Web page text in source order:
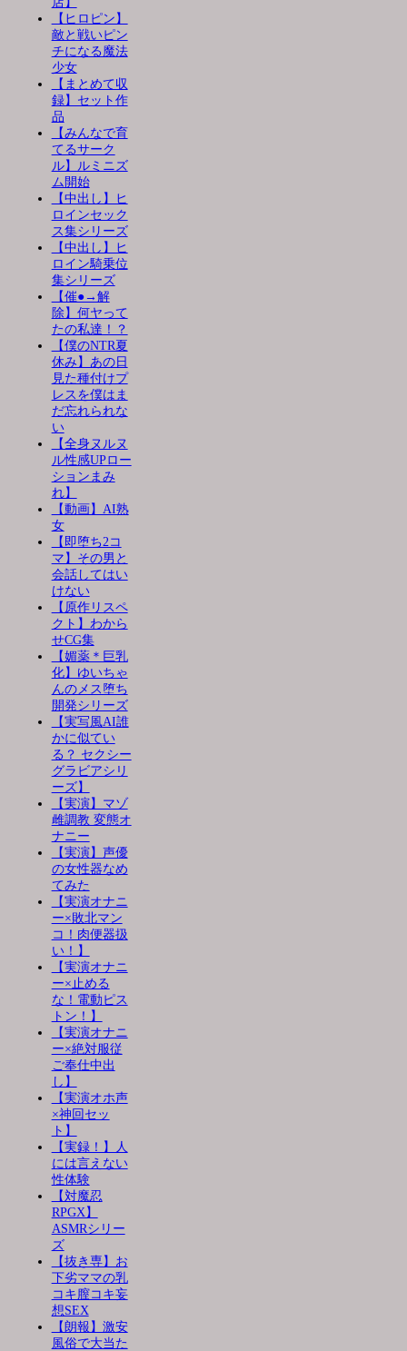
【ヒロピン】
敵と戦いピン
チになる魔法
少女
【まとめて収
録】セット作
品
【みんなで育
てるサーク
ル】ルミニズ
ム開始
【中出し】ヒ
ロインセック
ス集シリーズ
【中出し】ヒ
ロイン騎乗位
集シリーズ
【催●→解
除】何ヤって
たの私達！？
【僕のNTR夏
休み】あの日
見た種付けプ
レスを僕はま
だ忘れられな
い
【全身ヌルヌ
ル性感UPロー
ションまみ
れ】
【動画】AI熟
女
【即堕ち2コ
マ】その男と
会話してはい
けない
【原作リスペ
クト】わから
せCG集
【媚薬＊巨乳
化】ゆいちゃ
んのメス堕ち
開発シリーズ
【実写風AI誰
かに似てい
る？ セクシー
グラビアシリ
ーズ】
【実演】マゾ
雌調教 変態オ
ナニー
【実演】声優
の女性器なめ
てみた
【実演オナニ
ー×敗北マン
コ！肉便器扱
い！】
【実演オナニ
ー×止める
な！電動ピス
トン！】
【実演オナニ
ー×絶対服従
ご奉仕中出
し】
【実演オホ声
×神回セッ
ト】
【実録！】人
には言えない
性体験
【対魔忍
RPGX】
ASMRシリー
ズ
【抜き専】お
下劣ママの乳
コキ膣コキ妄
想SEX
【朗報】激安
風俗で大当た